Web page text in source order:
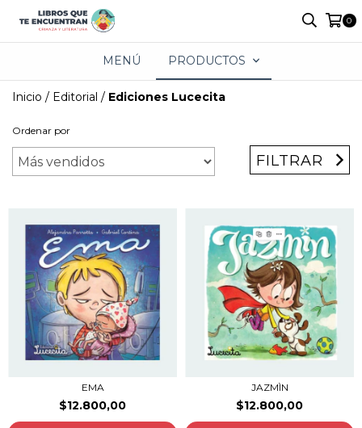
0
MENÚ PRODUCTOS
Inicio / Editorial / Ediciones Lucecita
Ordenar por
FILTRAR
EMA
$12.800,00
JAZMÌN
$12.800,00